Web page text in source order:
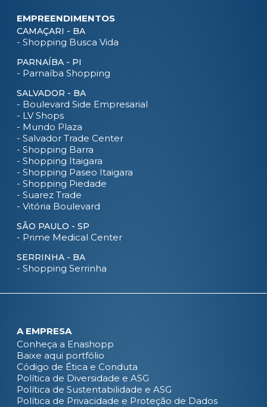
EMPREENDIMENTOS
CAMAÇARI - BA
- Shopping Busca Vida
PARNAÍBA - PI
- Parnaíba Shopping
SALVADOR - BA
- Boulevard Side Empresarial
- LV Shops
- Mundo Plaza
- Salvador Trade Center
- Shopping Barra
- Shopping Itaigara
- Shopping Paseo Itaigara
- Shopping Piedade
- Suarez Trade
- Vitória Boulevard
SÃO PAULO - SP
- Prime Medical Center
SERRINHA - BA
- Shopping Serrinha
A EMPRESA
Conheça a Enashopp
Baixe aqui portfólio
Código de Ética e Conduta
Política de Diversidade e ASG
Política de Sustentabilidade e ASG
Política de Privacidade e Proteção de Dados